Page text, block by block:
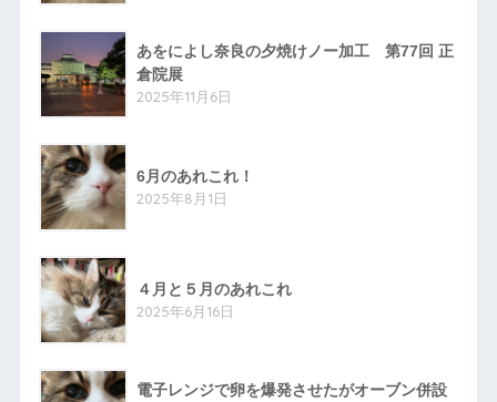
あをによし奈良の夕焼けノー加工 第77回 正
倉院展
2025年11月6日
6月のあれこれ！
2025年8月1日
４月と５月のあれこれ
2025年6月16日
電子レンジで卵を爆発させたがオーブン併設